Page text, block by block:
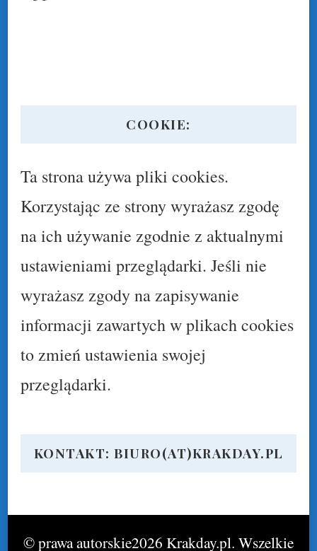
COOKIE:
Ta strona używa pliki cookies.
Korzystając ze strony wyrażasz zgodę
na ich używanie zgodnie z aktualnymi
ustawieniami przeglądarki. Jeśli nie
wyrażasz zgody na zapisywanie
informacji zawartych w plikach cookies
to zmień ustawienia swojej
przeglądarki.
KONTAKT: BIURO(AT)KRAKDAY.PL
© prawa autorskie2026 Krakday.pl. Wszelkie